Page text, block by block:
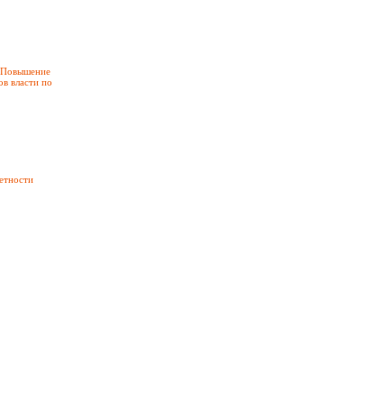
власти по